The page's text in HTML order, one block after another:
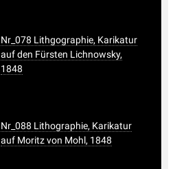
Nr_078 Lithgographie, Karikatur
auf den Fürsten Lichnowsky,
1848
Nr_088 Lithographie, Karikatur
auf Moritz von Mohl, 1848